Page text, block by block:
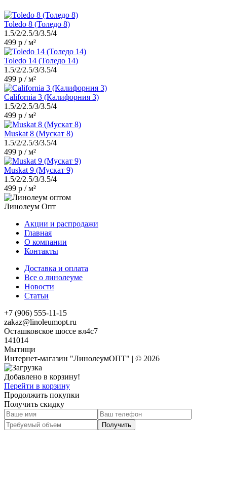
Toledo 8 (Толедо 8)
1.5/2/2.5/3/3.5/4
499 р / м²
Toledo 14 (Толедо 14)
1.5/2/2.5/3/3.5/4
499 р / м²
California 3 (Калифорния 3)
1.5/2/2.5/3/3.5/4
499 р / м²
Muskat 8 (Мускат 8)
1.5/2/2.5/3/3.5/4
499 р / м²
Muskat 9 (Мускат 9)
1.5/2/2.5/3/3.5/4
499 р / м²
Линолеум Опт
Акции и распродажи
Главная
О компании
Контакты
Доставка и оплата
Все о линолеуме
Новости
Статьи
+7 (906) 555-11-15
zakaz@linoleumopt.ru
Осташковское шоссе вл4с7
141014
Мытищи
Интернет-магазин "ЛинолеумОПТ" | © 2026
Добавлено в корзину!
Перейти в корзину
Продолжить покупки
Получить скидку